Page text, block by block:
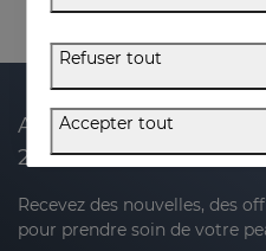
Abonnez-vous à notre
20 % de réduction sur
Recevez des nouvelles, des
pour prendre soin de votre
Refuser tout
Accepter tout